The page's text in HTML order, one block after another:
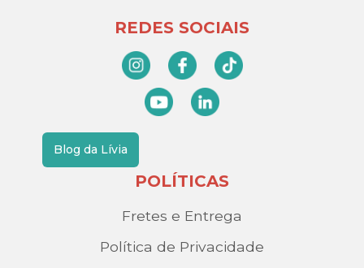
REDES SOCIAIS
Blog da Lívia
POLÍTICAS
Fretes e Entrega
Política de Privacidade